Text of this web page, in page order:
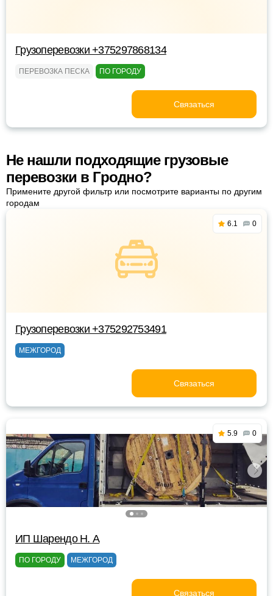
Грузоперевозки +375297868134
ПЕРЕВОЗКА ПЕСКА ПО ГОРОДУ
Связаться
Не нашли подходящие грузовые
перевозки в Гродно?
Примените другой фильтр или посмотрите варианты по другим
городам
6.1 0
Грузоперевозки +375292753491
МЕЖГОРОД
Связаться
5.9 0
ИП Шарендо Н. А
ПО ГОРОДУ МЕЖГОРОД
Связаться